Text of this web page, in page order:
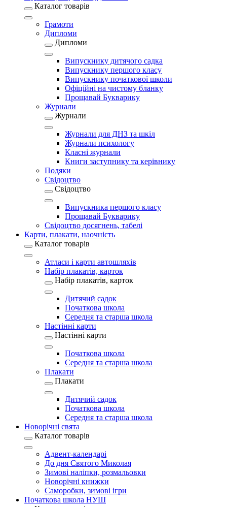
Каталог товарів
Грамоти
Дипломи
Дипломи
Випускнику дитячого садка
Випускнику першого класу
Випускнику початкової школи
Офіційні на чистому бланку
Прощавай Букварику
Журнали
Журнали
Журнали для ДНЗ та шкіл
Журнали психологу
Класні журнали
Книги заступнику та керівнику
Подяки
Свідоцтво
Свідоцтво
Випускника першого класу
Прощавай Букварику
Свідоцтво досягнень, табелі
Карти, плакати, наочність
Каталог товарів
Атласи і карти автошляхів
Набір плакатів, карток
Набір плакатів, карток
Дитячий садок
Початкова школа
Середня та старша школа
Настінні карти
Настінні карти
Початкова школа
Середня та старша школа
Плакати
Плакати
Дитячий садок
Початкова школа
Середня та старша школа
Новорічні свята
Каталог товарів
Адвент-календарі
До дня Святого Миколая
Зимові наліпки, розмальовки
Новорічні книжки
Саморобки, зимові ігри
Початкова школа НУШ